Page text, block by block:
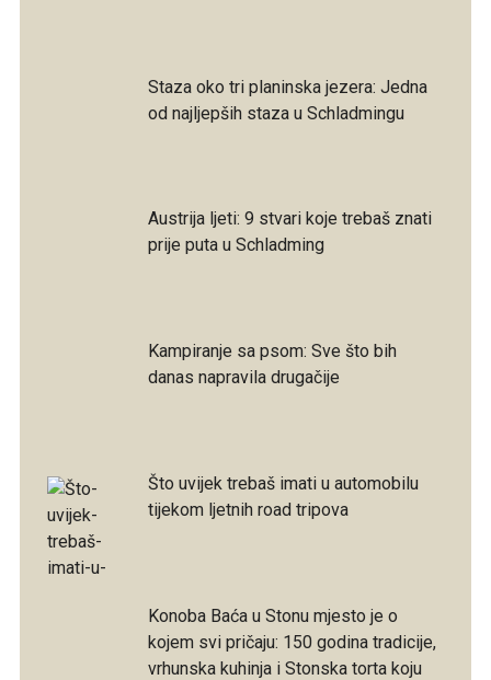
Staza oko tri planinska jezera: Jedna
od najljepših staza u Schladmingu
Austrija ljeti: 9 stvari koje trebaš znati
prije puta u Schladming
Kampiranje sa psom: Sve što bih
danas napravila drugačije
Što uvijek trebaš imati u automobilu
tijekom ljetnih road tripova
Konoba Baća u Stonu mjesto je o
kojem svi pričaju: 150 godina tradicije,
vrhunska kuhinja i Stonska torta koju